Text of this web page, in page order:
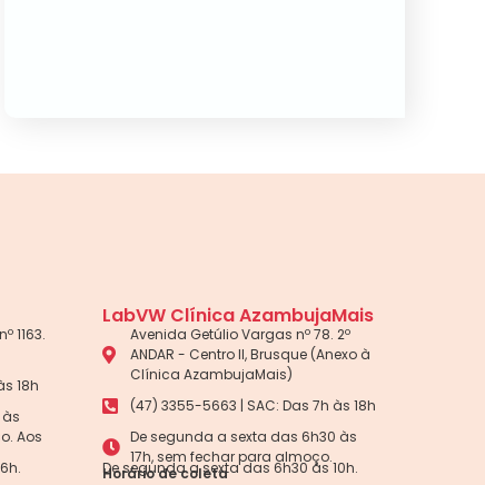
1163.
18h
Aos
LabVW Clínica AzambujaMais
Avenida Getúlio Vargas nº 78. 2º
ANDAR - Centro II, Brusque (Anexo à
Clínica AzambujaMais)
(47) 3355-5663 | SAC: Das 7h às 18h
De segunda a sexta das 6h30 às
17h, sem fechar para almoço.
Horário de coleta
De segunda a sexta das 6h30 às 10h.